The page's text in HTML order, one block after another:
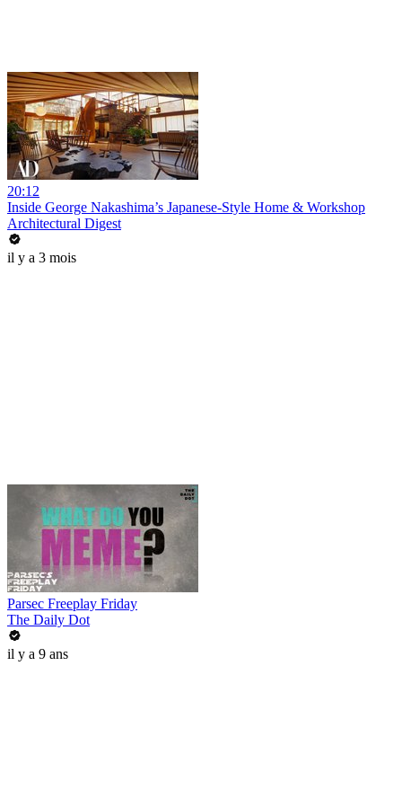
20:12
Inside George Nakashima’s Japanese-Style Home & Workshop
Architectural Digest
il y a 3 mois
Parsec Freeplay Friday
The Daily Dot
il y a 9 ans